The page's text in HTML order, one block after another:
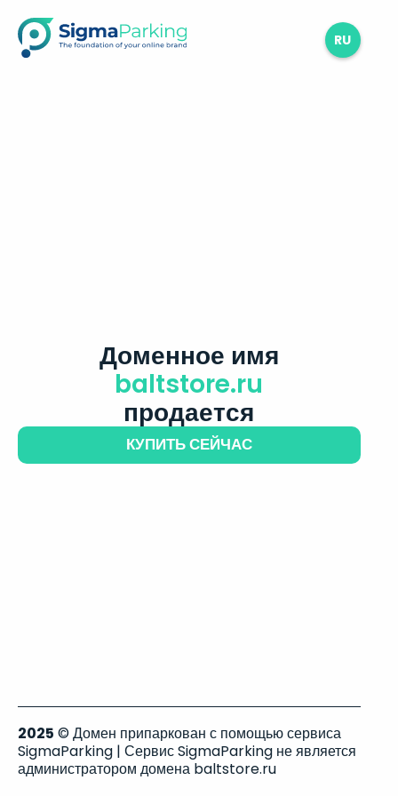
RU
Доменное имя
baltstore.ru
продается
КУПИТЬ СЕЙЧАС
2025 © Домен припаркован с помощью сервиса
SigmaParking | Сервис SigmaParking не является
администратором домена baltstore.ru